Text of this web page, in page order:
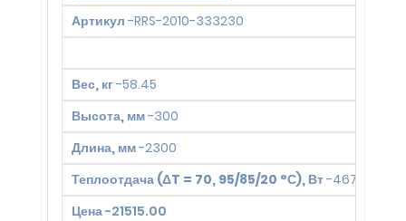
Артикул -RRS-2010-333230
Вес, кг-58.45
Высота, мм-300
Длина, мм-2300
Теплоотдача (ΔT = 70, 95/85/20 °С), Вт-4672
Цена-21515.00